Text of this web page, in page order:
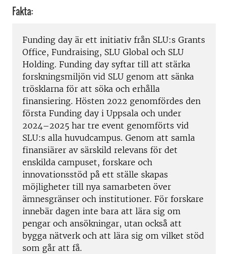
Fakta:
Funding day är ett initiativ från SLU:s Grants
Office, Fundraising, SLU Global och SLU
Holding. Funding day syftar till att stärka
forskningsmiljön vid SLU genom att sänka
trösklarna för att söka och erhålla
finansiering. Hösten 2022 genomfördes den
första Funding day i Uppsala och under
2024–2025 har tre event genomförts vid
SLU:s alla huvudcampus. Genom att samla
finansiärer av särskild relevans för det
enskilda campuset, forskare och
innovationsstöd på ett ställe skapas
möjligheter till nya samarbeten över
ämnesgränser och institutioner. För forskare
innebär dagen inte bara att lära sig om
pengar och ansökningar, utan också att
bygga nätverk och att lära sig om vilket stöd
som går att få.